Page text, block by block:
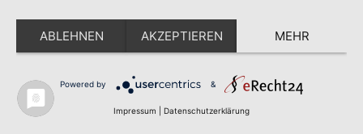
Kategorien
Garten
ABLEHNEN AKZEPTIEREN MEHR
Powered by &
Impressum Datenschutzerklärung